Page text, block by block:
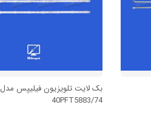
بک لایت تلویزیون فیلیپس مدل
40PFT5883/74